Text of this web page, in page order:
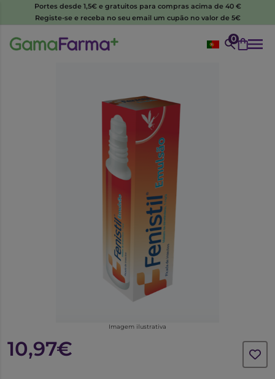
Portes desde 1,5€ e gratuitos para compras acima de 40 €
Registe-se e receba no seu email um cupão no valor de 5€
0
Imagem ilustrativa
10,97€